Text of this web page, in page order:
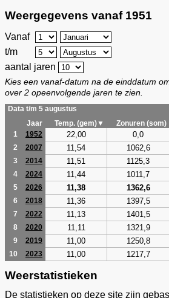
Weergegevens vanaf 1951
Vanaf
t/m
aantal jaren
Kies een vanaf-datum na de einddatum
over 2 opeenvolgende jaren te zien.
Data t/m 5 augustus
Jaar
Temp. (gem)▼ Zonuren (som)
1
1952 22,00 0,0
2 2007 11,54 1062,6
3 2014 11,51 1125,3
4 2024 11,44 1011,7
5 2026 11,38 1362,6
6 2018 11,36 1397,5
7 2022 11,13 1401,5
8 2020 11,11 1321,9
9 2019 11,00 1250,8
10 2023 11,00 1217,7
Weerstatistieken
De statistieken op deze site zijn